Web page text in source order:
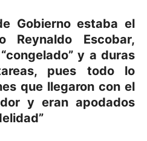
Gobierno estaba el
Reynaldo Escobar,
y a duras
pues todo lo
que llegaron con el
y eran apodados